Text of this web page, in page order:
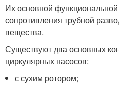
Их основной
сопротивления трубной
вещества.
Существуют два основных
циркулярных насосов:
с сухим ротором;